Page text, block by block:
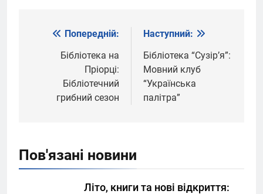
Навігація
записів
Попередній:
Бібліотека на
Пріорці:
Бібліотечний
грибний сезон
Наступний:
Бібліотека “Сузірʼя”:
Мовний клуб
“Українська
палітра”
Пов'язані новини
Літо, книги та нові відкриття: